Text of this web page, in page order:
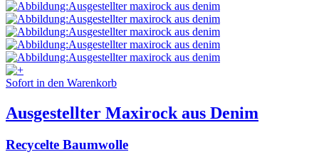
Sofort in den Warenkorb
Ausgestellter Maxirock aus Denim
Recycelte Baumwolle